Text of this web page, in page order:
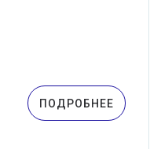
ПОДРОБНЕЕ